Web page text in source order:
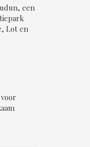
een
Lot en